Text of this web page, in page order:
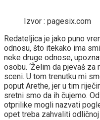
Izvor : pagesix.com
Redateljica je jako puno
odnosu, što itekako ima
neke druge odnose,
osobu. ‘Želim da pjevaš za
sceni. U tom trenutku mi
poput Arethe, jer u tim
sretni smo da ih čujemo.
otprilike mogli nazvati
opet treba zahvaliti